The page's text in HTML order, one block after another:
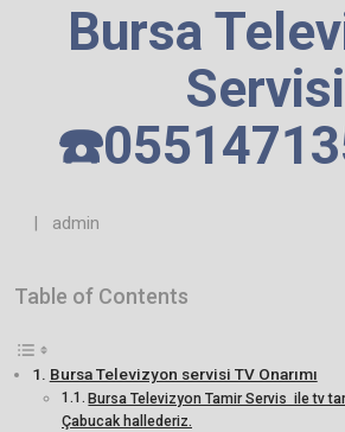
Bursa
Servisi
| admin
Table of Contents
Bursa Televizyon servisi TV Onarımı
Bursa Televizyon Tamir Servis ile tv
Çabucak hallederiz.